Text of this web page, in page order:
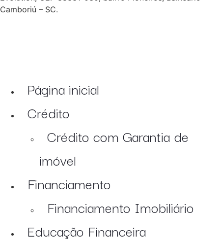
Camboriú – SC.
Página inicial
Crédito
Crédito com Garantia de
imóvel
Financiamento
Financiamento Imobiliário
Educação Financeira